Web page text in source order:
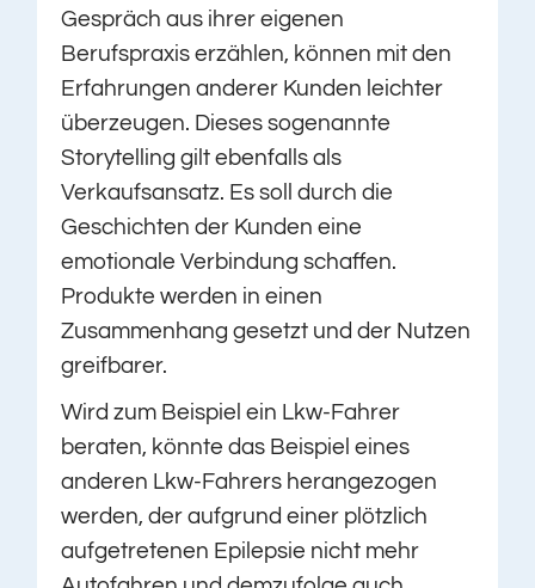
Gespräch aus ihrer eigenen
Berufspraxis erzählen, können mit den
Erfahrungen anderer Kunden leichter
überzeugen. Dieses sogenannte
Storytelling gilt ebenfalls als
Verkaufsansatz. Es soll durch die
Geschichten der Kunden eine
emotionale Verbindung schaffen.
Produkte werden in einen
Zusammenhang gesetzt und der Nutzen
greifbarer.
Wird zum Beispiel ein Lkw-Fahrer
beraten, könnte das Beispiel eines
anderen Lkw-Fahrers herangezogen
werden, der aufgrund einer plötzlich
aufgetretenen Epilepsie nicht mehr